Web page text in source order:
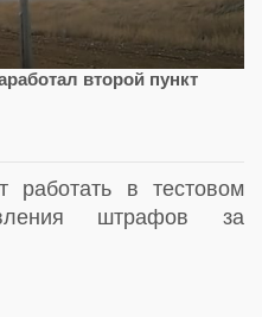
второй пункт
работать в тестовом
штрафов за